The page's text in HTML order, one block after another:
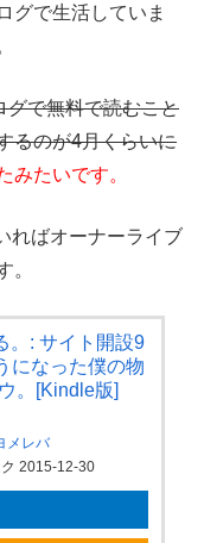
グで生活していま
グで無料で読むこと
るのが4月くらいに
みたいです。
ればオーナーライブ
。
。: サイト開設9
になった僕の物
。[Kindle版]
メレバ
2015-12-30